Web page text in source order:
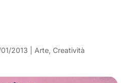
2013 |Arte, Creatività